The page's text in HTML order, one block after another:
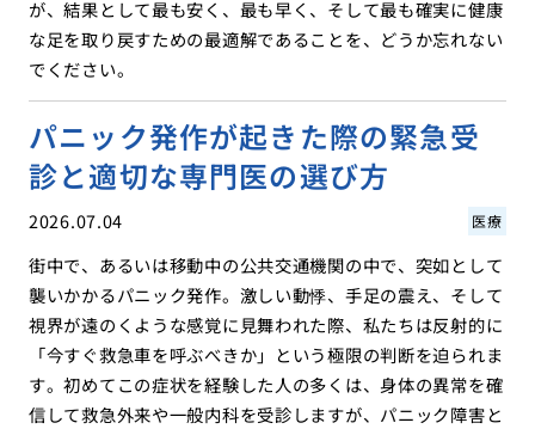
が、結果として最も安く、最も早く、そして最も確実に健康
な足を取り戻すための最適解であることを、どうか忘れない
でください。
パニック発作が起きた際の緊急受
診と適切な専門医の選び方
2026.07.04 医療
街中で、あるいは移動中の公共交通機関の中で、突如として
襲いかかるパニック発作。激しい動悸、手足の震え、そして
視界が遠のくような感覚に見舞われた際、私たちは反射的に
「今すぐ救急車を呼ぶべきか」という極限の判断を迫られま
す。初めてこの症状を経験した人の多くは、身体の異常を確
信して救急外来や一般内科を受診しますが、パニック障害と